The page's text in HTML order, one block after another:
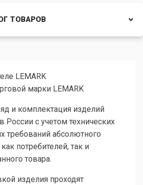
ТОВАРОВ
LEMARK
марки LEMARK
и комплектация изделий
России с учетом технических
требований абсолютного
потребителей, так и
товара.
изделия проходят